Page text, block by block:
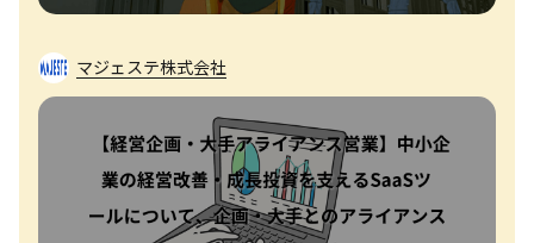
マジェステ株式会社